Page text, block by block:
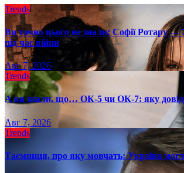
Trends
Ви точно цього не знали: Софії Ротару —
під час війни
Авг 7, 2026
Trends
А ви знали, що… ОК-5 чи ОК-7: яку
Авг 7, 2026
Trends
Таємниця, про яку мовчать: Україна